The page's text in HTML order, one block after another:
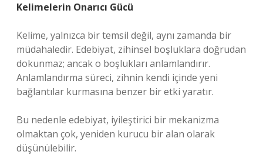
Kelimelerin Onarıcı Gücü
Kelime, yalnızca bir temsil değil, aynı zamanda bir
müdahaledir. Edebiyat, zihinsel boşluklara doğrudan
dokunmaz; ancak o boşlukları anlamlandırır.
Anlamlandırma süreci, zihnin kendi içinde yeni
bağlantılar kurmasına benzer bir etki yaratır.
Bu nedenle edebiyat, iyileştirici bir mekanizma
olmaktan çok, yeniden kurucu bir alan olarak
düşünülebilir.